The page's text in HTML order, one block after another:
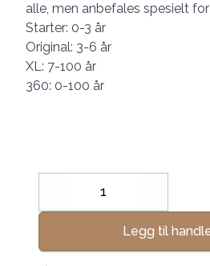
alle, men anbefales spesielt
Starter: 0-3 år
Original: 3-6 år
XL: 7-100 år
360: 0-100 år
Decrease
Legg til